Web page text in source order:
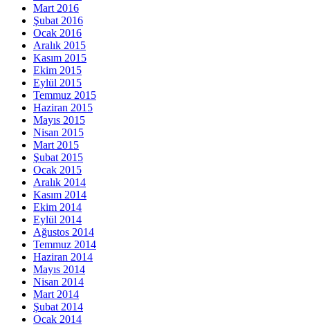
Mart 2016
Şubat 2016
Ocak 2016
Aralık 2015
Kasım 2015
Ekim 2015
Eylül 2015
Temmuz 2015
Haziran 2015
Mayıs 2015
Nisan 2015
Mart 2015
Şubat 2015
Ocak 2015
Aralık 2014
Kasım 2014
Ekim 2014
Eylül 2014
Ağustos 2014
Temmuz 2014
Haziran 2014
Mayıs 2014
Nisan 2014
Mart 2014
Şubat 2014
Ocak 2014